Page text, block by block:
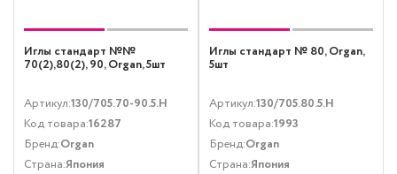
Иглы стандарт №№
70(2),80(2), 90, Organ, 5шт
Артикул:130/705.70-90.5.H
Код товара:16287
Бренд:Organ
Страна:Япония
Иглы стандарт № 80, Organ,
5шт
Артикул:130/705.80.5.H
Код товара:1993
Бренд:Organ
Страна:Япония